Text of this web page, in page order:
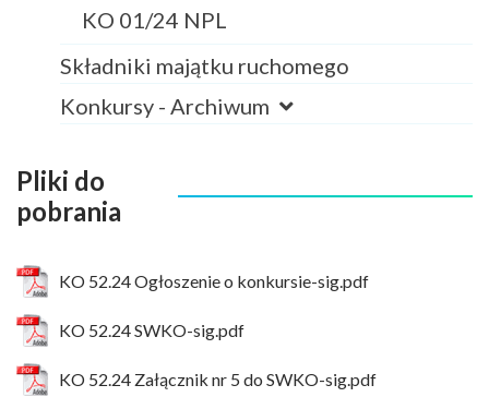
KO 01/24 NPL
Składniki majątku ruchomego
Konkursy - Archiwum
Pliki do
pobrania
KO 52.24 Ogłoszenie o konkursie-sig.pdf
KO 52.24 SWKO-sig.pdf
KO 52.24 Załącznik nr 5 do SWKO-sig.pdf